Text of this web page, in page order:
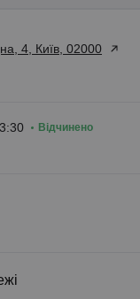
4, Київ, 02000
Відчинено